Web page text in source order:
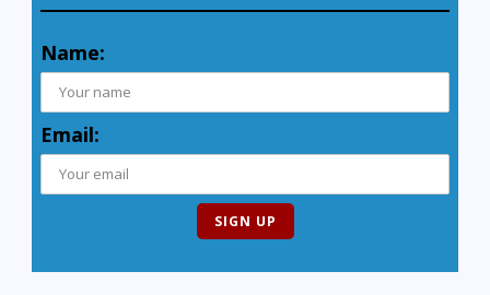
Name:
Email: